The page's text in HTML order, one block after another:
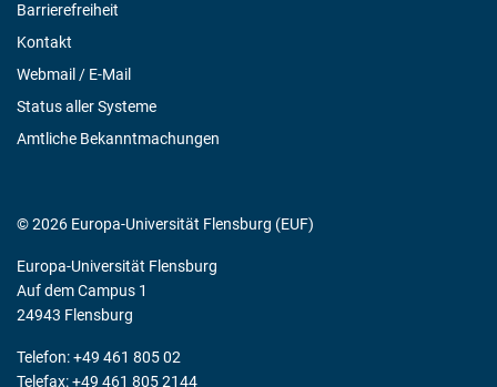
Barrierefreiheit
Kontakt
Webmail / E-Mail
Status aller Systeme
Amtliche Bekanntmachungen
© 2026 Europa-Universität Flensburg (EUF)
Europa-Universität Flensburg
Auf dem Campus 1
24943 Flensburg
Telefon: +49 461 805 02
Telefax: +49 461 805 2144